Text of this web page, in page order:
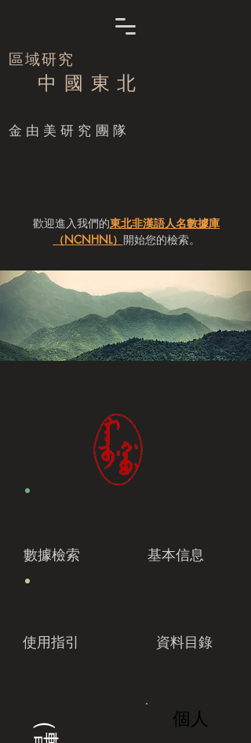
區域研究
中 國 東 北
​金由美研究團隊
歡迎進入我們的東北非漢語人名數據庫
（NCNHNL） 開始您的檢索。
數據檢索 基本信息
使用指引 資料目錄
個人